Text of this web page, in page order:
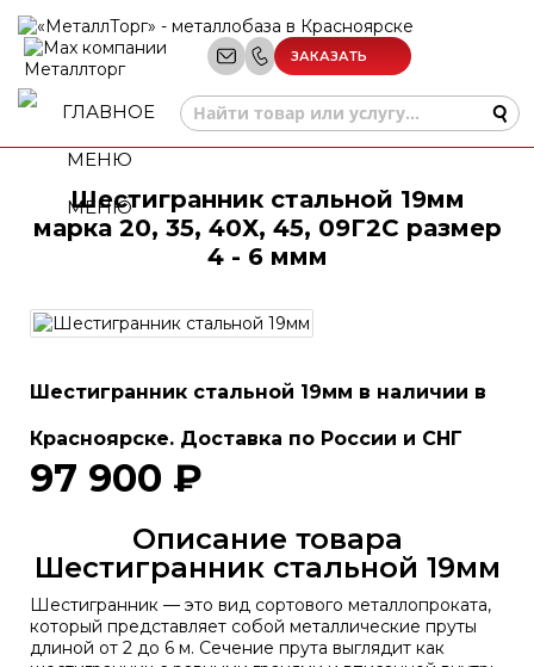
ЗАКАЗАТЬ
МЕНЮ
Шестигранник стальной 19мм
марка 20, 35, 40Х, 45, 09Г2С размер
4 - 6 ммм
Шестигранник стальной 19мм в наличии в
Красноярске. Доставка по России и СНГ
97 900 ₽
Описание товара
Шестигранник стальной 19мм
Шестигранник — это вид сортового металлопроката,
который представляет собой металлические пруты
длиной от 2 до 6 м. Сечение прута выглядит как